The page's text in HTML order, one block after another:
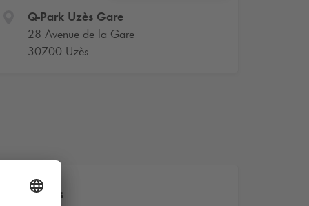
Q-ParkUzès Gare
28 Avenue de la Gare
30700 Uzès
à Uzès